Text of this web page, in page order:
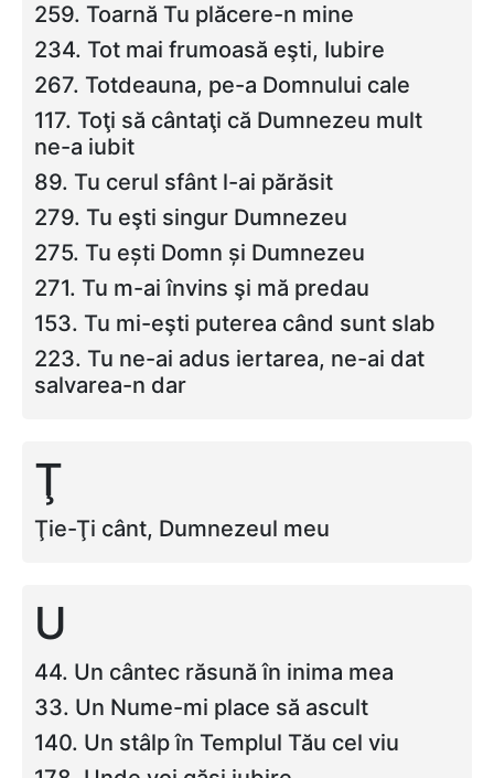
259. Toarnă Tu plăcere-n mine
234. Tot mai frumoasă eşti, Iubire
267. Totdeauna, pe-a Domnului cale
117. Toţi să cântaţi că Dumnezeu mult
ne-a iubit
89. Tu cerul sfânt l-ai părăsit
279. Tu eşti singur Dumnezeu
275. Tu ești Domn și Dumnezeu
271. Tu m-ai învins şi mă predau
153. Tu mi-eşti puterea când sunt slab
223. Tu ne-ai adus iertarea, ne-ai dat
salvarea-n dar
Ţ
Ţie-Ţi cânt, Dumnezeul meu
U
44. Un cântec răsună în inima mea
33. Un Nume-mi place să ascult
140. Un stâlp în Templul Tău cel viu